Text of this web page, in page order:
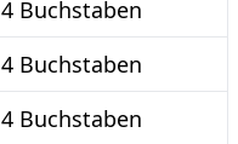
4 Buchstaben
4 Buchstaben
4 Buchstaben